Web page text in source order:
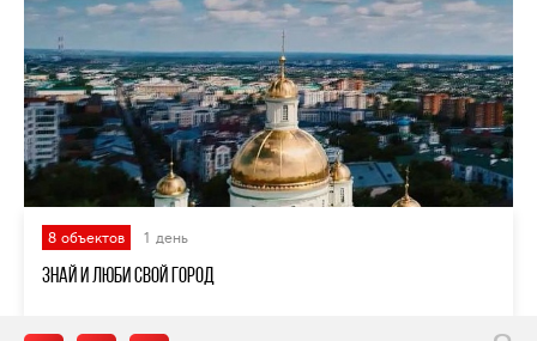
8 объектов 1 день
Знай и люби свой город